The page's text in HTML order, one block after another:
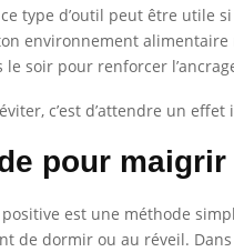
type d’outil peut être utile
environnement alimentaire
le soir pour renforcer
c’est d’attendre un
pour
positive est une méthode
de dormir ou au réveil.